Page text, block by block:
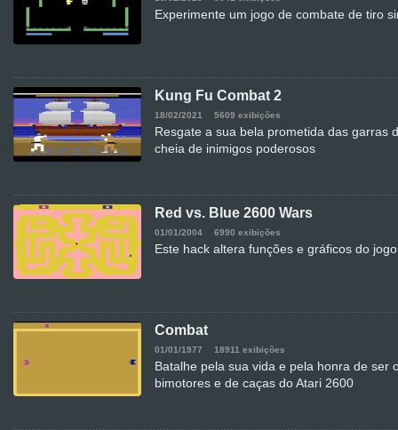
Experimente um jogo de combate de tiro
Kung Fu Combat 2
18/02/2021 5609 exibições
Resgate a sua bela prometida das garras
cheia de inimigos poderosos
Red vs. Blue 2600 Wars
01/01/2004 6990 exibições
Este hack altera funções e gráficos do
Combat
01/01/1977 18911 exibições
Batalhe pela sua vida e pela honra de ser
bimotores e de caças do Atari 2600